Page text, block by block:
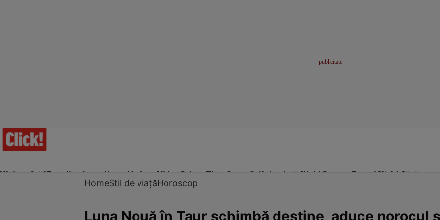
Ultima Oră!Trending Actualitate Vedete Video Prime Time SportStil de viațăClick! Pentru FemeiClick! Sănătate
HomeStil de viațăHoroscop
Luna Nouă în Taur schimbă destine, aduce norocul